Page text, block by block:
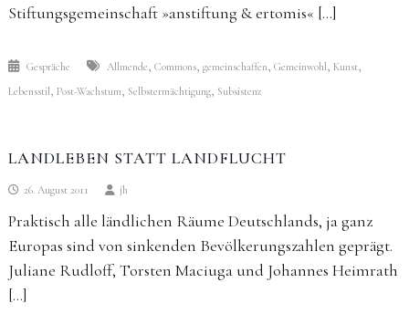
Stiftungsgemeinschaft »anstiftung & ertomis« […]
Gespräche Allmende, Commons, gemeinschaffen, Gemeinwohl , Kunst,
Lebensstil , Post-Wachstum, Selbstermächtigung, Subsistenz
LANDLEBEN STATT LANDFLUCHT
26. August 2011 jh
Praktisch alle ländlichen Räume Deutschlands, ja ganz
Europas sind von sinkenden Bevölkerungszahlen geprägt.
Juliane Rudloff, Torsten Maciuga und Johannes Heimrath
[…]